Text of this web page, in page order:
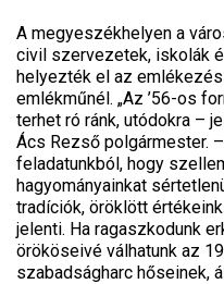
A megyeszékhelyen a
civil szervezetek, iskolák
helyezték el az
emlékműnél. „Az ’56-os
terhet ró ránk, utódokra –
Ács Rezső polgármester.
feladatunkból, hogy
hagyományainkat
tradíciók, öröklött
jelenti. Ha ragaszkodunk
örököseivé válhatunk az
szabadságharc hőseinek,